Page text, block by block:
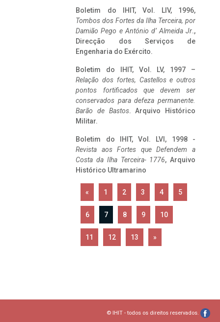
Boletim do IHIT, Vol. LIV, 1996,
Tombos dos Fortes da Ilha Terceira, por
Damião Pego e António d’ Almeida Jr.,
Direcção dos Serviços de
Engenharia do Exército.
Boletim do IHIT, Vol. LV, 1997 –
Relação dos fortes, Castellos e outros
pontos fortificados que devem ser
conservados para defeza permanente.
Barão de Bastos. Arquivo Histórico
Militar.
Boletim do IHIT, Vol. LVI, 1998 -
Revista aos Fortes que Defendem a
Costa da Ilha Terceira- 1776, Arquivo
Histórico Ultramarino
« 1 2 3 4 5
6 7 8 9 10
11 12 13 »
© IHIT - todos os direitos reservados.